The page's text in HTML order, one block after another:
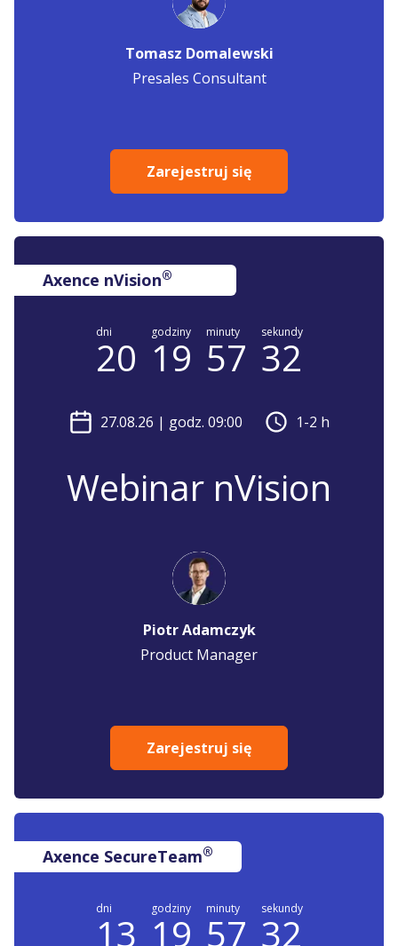
Tomasz Domalewski
Presales Consultant
Zarejestruj się
Axence nVision®
dni
20
godziny
19
minuty
57
sekundy
32
27.08.26 | godz. 09:00 1-2 h
Webinar nVision
Piotr Adamczyk
Product Manager
Zarejestruj się
Axence SecureTeam®
dni
13
godziny
19
minuty
57
sekundy
32